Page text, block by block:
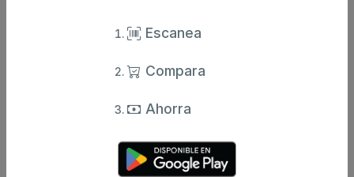
steinburg 6 botellas x 1 l
Steinburg
desde
Escanea
Compara
Ahorra